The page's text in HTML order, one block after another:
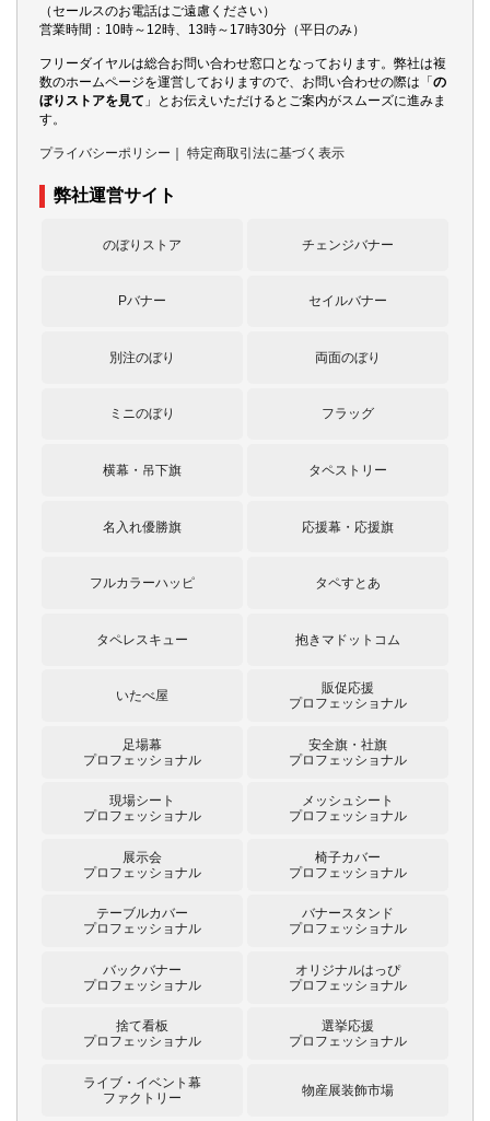
（セールスのお電話はご遠慮ください）
営業時間：10時～12時、13時～17時30分（平日のみ）
フリーダイヤルは総合お問い合わせ窓口となっております。弊社は複
数のホームページを運営しておりますので、お問い合わせの際は「 の
ぼりストアを見て 」とお伝えいただけるとご案内がスムーズに進みま
す。
プライバシーポリシー 特定商取引法に基づく表示
弊社運営サイト
のぼりストア チェンジバナー
Pバナー セイルバナー
別注のぼり 両面のぼり
ミニのぼり フラッグ
横幕・吊下旗 タペストリー
名入れ優勝旗 応援幕・応援旗
フルカラーハッピ タペすとあ
タペレスキュー 抱きマドットコム
いたべ屋
販促応援
プロフェッショナル
足場幕
プロフェッショナル
安全旗・社旗
プロフェッショナル
現場シート
プロフェッショナル
メッシュシート
プロフェッショナル
展示会
プロフェッショナル
椅子カバー
プロフェッショナル
テーブルカバー
プロフェッショナル
バナースタンド
プロフェッショナル
バックバナー
プロフェッショナル
オリジナルはっぴ
プロフェッショナル
捨て看板
プロフェッショナル
選挙応援
プロフェッショナル
ライブ・イベント幕
ファクトリー
物産展装飾市場